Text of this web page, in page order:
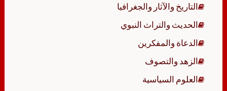
التاريخ والآثار والجغرافيا
الحديث والتراث النبوي
الدعاة والمفكرين
الزهد والتصوف
العلوم السياسية